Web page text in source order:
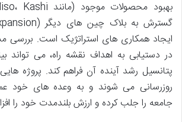
ایجاد همکاری های استراتژیک است. بررسی
در دستیابی به اهداف نقشه راه، می
پتانسیل رشد آینده آن فراهم کند. پروژه
روزرسانی می شوند و به وعده های خود
جامعه را جلب کرده و ارزش بلندمدت خود را